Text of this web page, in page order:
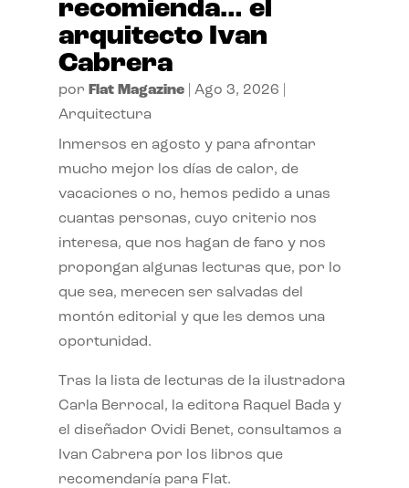
recomienda… el
arquitecto Ivan
Cabrera
por Flat Magazine| Ago 3, 2026
Arquitectura
Inmersos en agosto y para afrontar
mucho mejor los días de calor, de
vacaciones o no, hemos pedido a unas
cuantas personas, cuyo criterio nos
interesa, que nos hagan de faro y nos
propongan algunas lecturas que, por lo
que sea, merecen ser salvadas del
montón editorial y que les demos una
oportunidad.
Tras la lista de lecturas de la ilustradora
Carla Berrocal, la editora Raquel Bada y
el diseñador Ovidi Benet, consultamos a
Ivan Cabrera por los libros que
recomendaría para Flat.